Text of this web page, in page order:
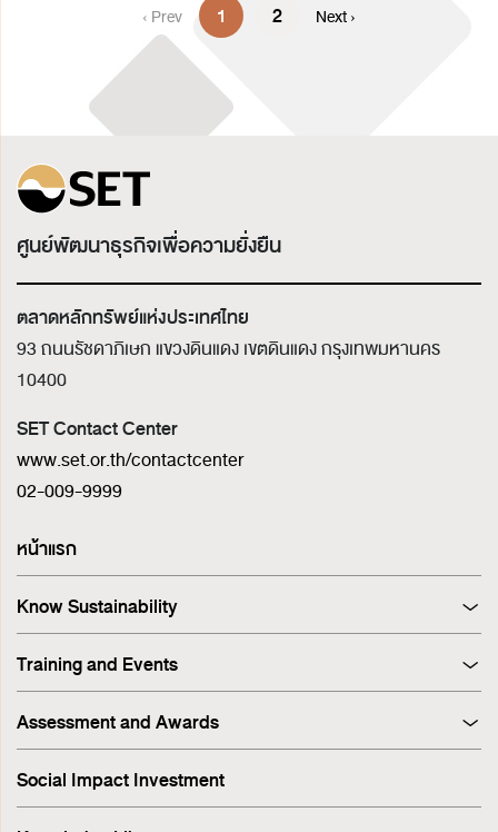
‹ Prev 1 2 Next ›
ศูนย์พัฒนาธุรกิจเพื่อความยั่งยืน
ตลาดหลักทรัพย์แห่งประเทศไทย
93 ถนนรัชดาภิเษก แขวงดินแดง เขตดินแดงกรุงเทพมหานคร
10400
SET Contact Center
www.set.or.th/contactcenter
02-009-9999
หน้าแรก
Know Sustainability
Sustainability at A Glance
Principles and Guidelines
Corporate Governance
Sustainability Management Process
Stakeholder Engagement & Materiality Analysis
ESG Risk
Sustainable Supply Chain
Training and Events
Training
Events
Assessment and Awards
Corporate Governance Report (CGR)
SET ESG Ratings
FTSE Russell ESG Scores
Social Impact Investment